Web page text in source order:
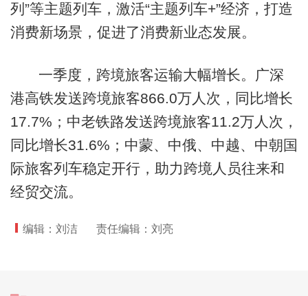
列”等主题列车，激活“主题列车+”经济，打造
消费新场景，促进了消费新业态发展。
一季度，跨境旅客运输大幅增长。广深
港高铁发送跨境旅客866.0万人次，同比增长
17.7%；中老铁路发送跨境旅客11.2万人次，
同比增长31.6%；中蒙、中俄、中越、中朝国
际旅客列车稳定开行，助力跨境人员往来和
经贸交流。
编辑：刘洁 责任编辑：刘亮